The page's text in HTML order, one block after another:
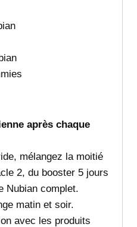
après chaque
mélangez la moitié
2, du booster 5 jours
Nubian complet.
matin et soir.
avec les produits